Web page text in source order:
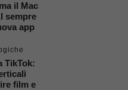
il Mac
sempre
app
TikTok:
film e